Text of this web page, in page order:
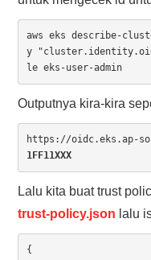
aws eks describe-
y
le eks-user-admin
Outputnya kira-kira
https://oidc.eks.ap-
1FF11XXX
Lalu kita buat trust
trust-policy.json lalu
{